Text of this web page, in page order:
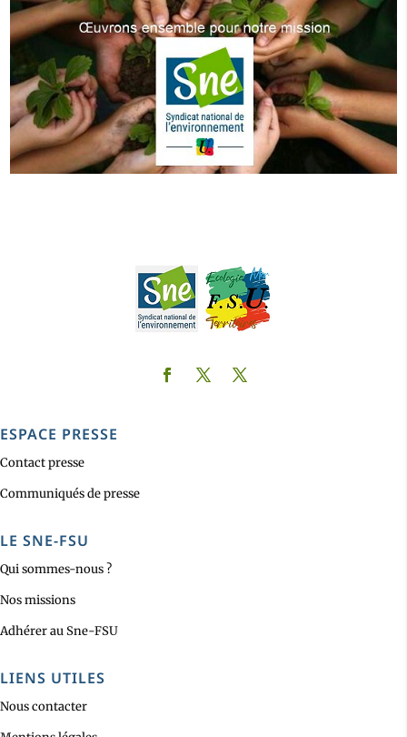
ESPACE PRESSE
Contact presse
Communiqués de presse
LE SNE-FSU
Qui sommes-nous ?
Nos missions
Adhérer au Sne-FSU
LIENS UTILES
Nous contacter